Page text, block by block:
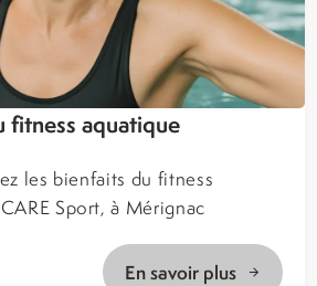
fitness aquatique
les bienfaits du fitness
Sport, à Mérignac
En savoir plus